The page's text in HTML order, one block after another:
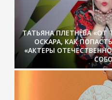
ТАТЬЯНА ПЛЕТНЁВА
ОСКАРА, КАК
«АКТЕРЫ